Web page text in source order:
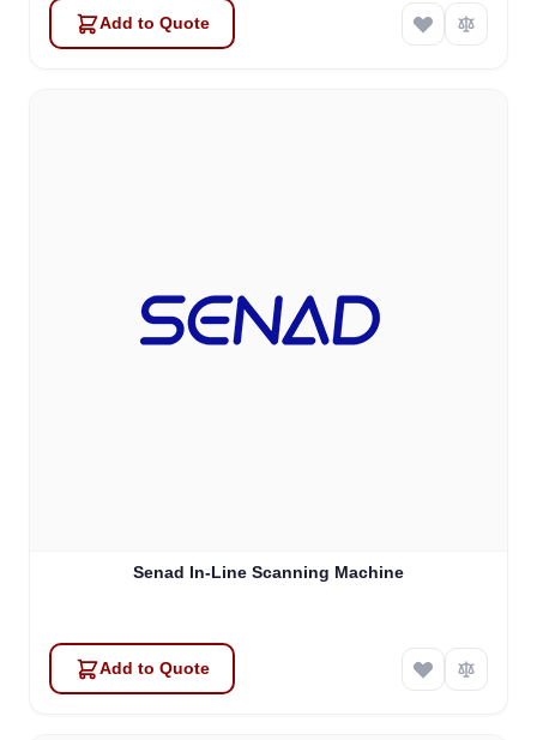
Add to Quote
Senad In-Line Scanning Machine
Add to Quote